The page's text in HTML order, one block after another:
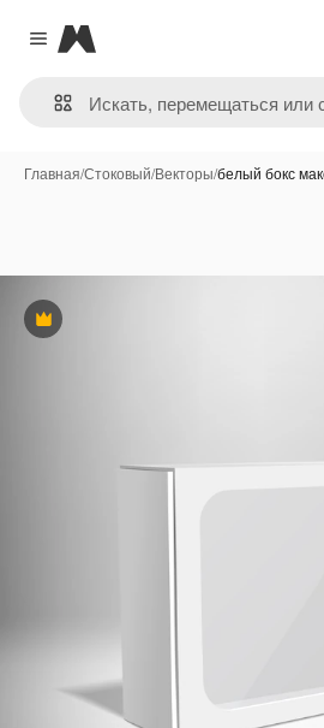
Close menu
Magnific
Главная/Стоковый/Векторы/белый бокс
Премиум